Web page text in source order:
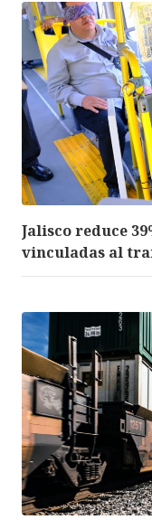
Jalisco reduce
vinculadas al